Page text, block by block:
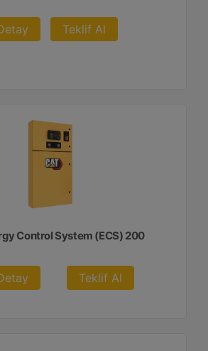
Teklif Al
Control System (ECS) 200
Teklif Al